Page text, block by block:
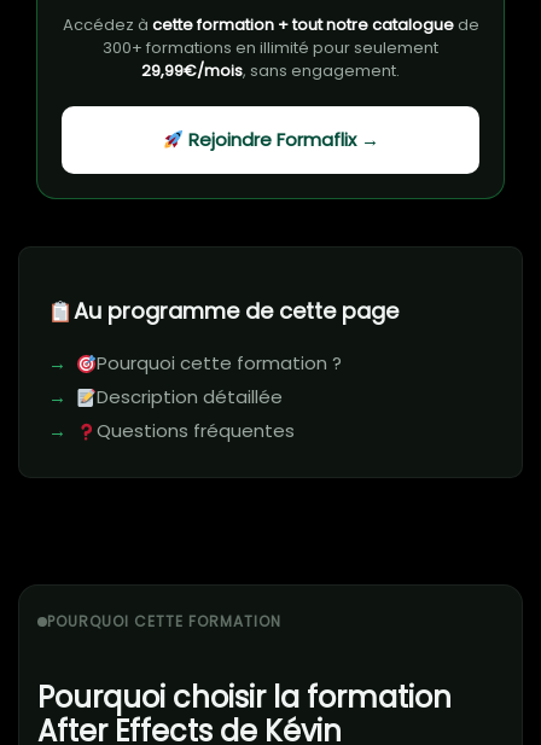
Au programme de cette page
Pourquoi cette formation ?
Description détaillée
Questions fréquentes
POURQUOI CETTE FORMATION
Pourquoi choisir la formation
After Effects de Kévin
Accédez à cette formation + tout notre cataloguede
300+ formations en illimité pour seulement
29,99€/mois, sans engagement.
Rejoindre Formaflix →